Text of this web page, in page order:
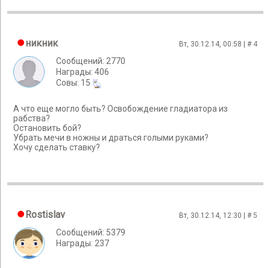
никник Вт, 30.12.14, 00:58 | # 4
Сообщений: 2770
Награды: 406
Cовы: 15
А что еще могло быть? Освобождение гладиатора из
рабства?
Остановить бой?
Убрать мечи в ножны и драться голыми руками?
Хочу сделать ставку?
Rostislav Вт, 30.12.14, 12:30 | #5
Сообщений: 5379
Награды: 237